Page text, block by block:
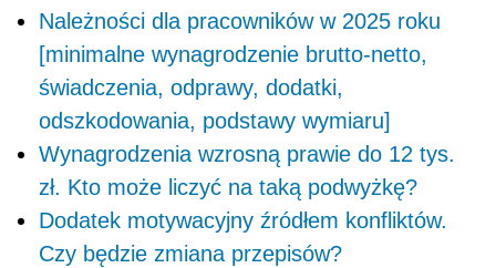
Należności dla pracowników w 2025 roku
[minimalne wynagrodzenie brutto-netto,
świadczenia, odprawy, dodatki,
odszkodowania, podstawy wymiaru]
Wynagrodzenia wzrosną prawie do 12 tys.
zł. Kto może liczyć na taką podwyżkę?
Dodatek motywacyjny źródłem konfliktów.
Czy będzie zmiana przepisów?